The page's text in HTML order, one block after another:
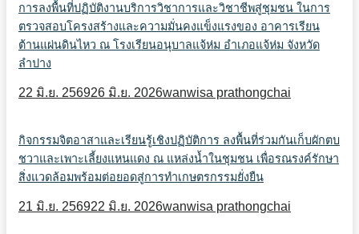
การลงพื้นที่ปฏิบัติงานบริการวิชาการและวิชาชีพสู่ชุมชน ในการ
ตรวจสอบโครงสร้างและความมั่นคงแข็งแรงของ อาคารเรียน
ต้านแผ่นดินไหว ณ โรงเรียนอนุบาลแจ้ห่ม อำเภอแจ้ห่ม จังหวัด
ลำปาง
22 มิ.ย. 256926 มิ.ย. 2026wanwisa prathongchai
กิจกรรมจิตอาสาและเรียนรู้เชิงปฏิบัติการ ลงพื้นที่ร่วมกันเก็บผักตบ
ชวาและเพาะเลี้ยงแหนแดง ณ แหล่งน้ำในชุมชน เพื่อรณรงค์รักษา
สิ่งแวดล้อมพร้อมต่อยอดสู่การทำเกษตรกรรมยั่งยืน
21 มิ.ย. 256922 มิ.ย. 2026wanwisa prathongchai